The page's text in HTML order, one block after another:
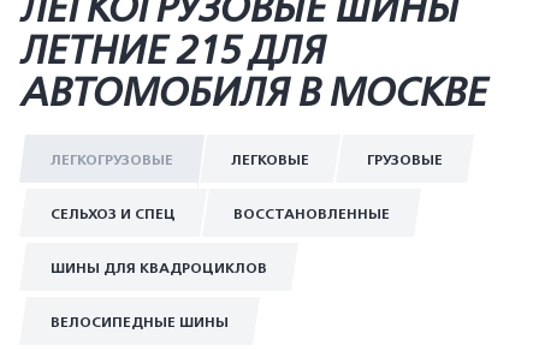
ЛЕТНИЕ 215 ДЛЯ
АВТОМОБИЛЯ В МОСКВЕ
ЛЕГКОГРУЗОВЫЕ ЛЕГКОВЫЕ ГРУЗОВЫЕ
СЕЛЬХОЗ И СПЕЦ ВОССТАНОВЛЕННЫЕ
ШИНЫ ДЛЯ КВАДРОЦИКЛОВ
ВЕЛОСИПЕДНЫЕ ШИНЫ